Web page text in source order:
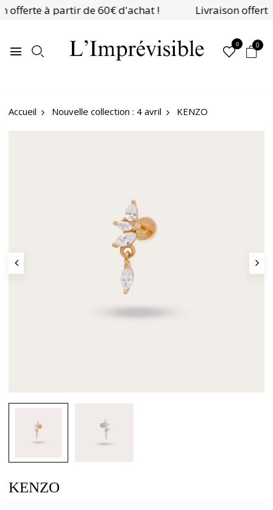
offerte à partir de 60€ d'achat ! Livraison
0 0
Accueil Nouvelle collection : 4 avril KENZO
KENZO